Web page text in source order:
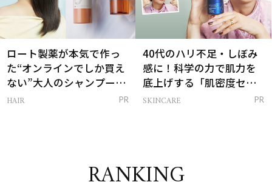
ロート製薬が本気で作っ
た“オンラインでしか買え
ない”大人のシャンプー＆
トリートメントって？
HAIR PR
40代のハリ不足・しぼみ
感に！科学の力で肌力を
底上げする「肌密度セラ
ム」
SKINCARE PR